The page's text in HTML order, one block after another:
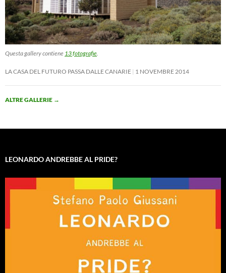
Questa gallery contiene 13 fotografie.
LA CASA DEL FUTURO PASSA DALLE CANARIE 1 NOVEMBRE 2014
ALTRE GALLERIE →
LEONARDO ANDREBBE AL PRIDE?